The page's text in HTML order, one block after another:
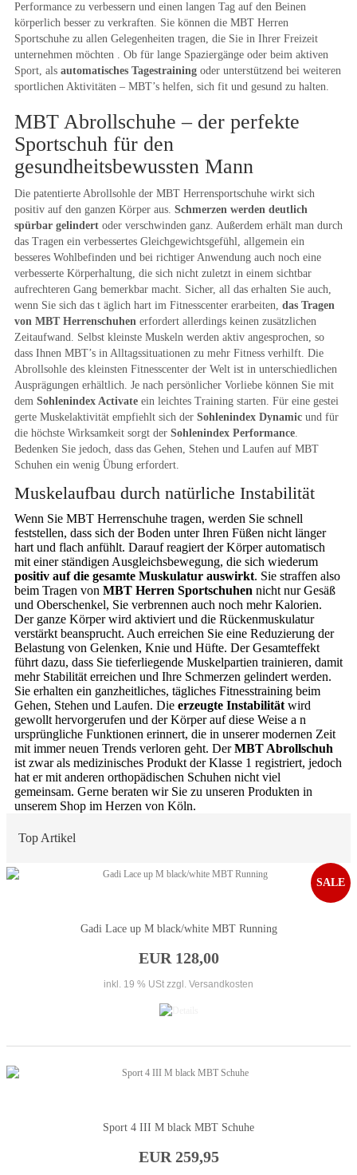
Performance zu verbessern und einen langen Tag auf den Beinen
körperlich besser zu verkraften. Sie können die MBT Herren
Sportschuhe zu allen Gelegenheiten tragen, die Sie in Ihrer Freizeit
unternehmen möchten . Ob für lange Spaziergänge oder beim aktiven
Sport, als automatisches Tagestraining oder unterstützend bei weiteren
sportlichen Aktivitäten – MBT’s helfen, sich fit und gesund zu halten.
MBT Abrollschuhe – der perfekte
Sportschuh für den
gesundheitsbewussten Mann
Die patentierte Abrollsohle der MBT Herrensportschuhe wirkt sich
positiv auf den ganzen Körper aus. Schmerzen werden deutlich
spürbar gelindert oder verschwinden ganz. Außerdem erhält man durch
das Tragen ein verbessertes Gleichgewichtsgefühl, allgemein ein
besseres Wohlbefinden und bei richtiger Anwendung auch noch eine
verbesserte Körperhaltung, die sich nicht zuletzt in einem sichtbar
aufrechteren Gang bemerkbar macht. Sicher, all das erhalten Sie auch,
wenn Sie sich das t äglich hart im Fitnesscenter erarbeiten, das Tragen
von MBT Herrenschuhen erfordert allerdings keinen zusätzlichen
Zeitaufwand. Selbst kleinste Muskeln werden aktiv angesprochen, so
dass Ihnen MBT’s in Alltagssituationen zu mehr Fitness verhilft. Die
Abrollsohle des kleinsten Fitnesscenter der Welt ist in unterschiedlichen
Ausprägungen erhältlich. Je nach persönlicher Vorliebe können Sie mit
dem Sohlenindex Activate ein leichtes Training starten. Für eine gestei
gerte Muskelaktivität empfiehlt sich der Sohlenindex Dynamic und für
die höchste Wirksamkeit sorgt der Sohlenindex Performance.
Bedenken Sie jedoch, dass das Gehen, Stehen und Laufen auf MBT
Schuhen ein wenig Übung erfordert.
Muskelaufbau durch natürliche Instabilität
Wenn Sie MBT Herrenschuhe tragen, werden Sie schnell
feststellen, dass sich der Boden unter Ihren Füßen nicht länger
hart und flach anfühlt. Darauf reagiert der Körper automatisch
mit einer ständigen Ausgleichsbewegung, die sich wiederum
positiv auf die gesamte Muskulatur auswirkt. Sie straffen also
beim Tragen von MBT Herren Sportschuhen nicht nur Gesäß
und Oberschenkel, Sie verbrennen auch noch mehr Kalorien.
Der ganze Körper wird aktiviert und die Rückenmuskulatur
verstärkt beansprucht. Auch erreichen Sie eine Reduzierung der
Belastung von Gelenken, Knie und Hüfte. Der Gesamteffekt
führt dazu, dass Sie tieferliegende Muskelpartien trainieren, damit
mehr Stabilität erreichen und Ihre Schmerzen gelindert werden.
Sie erhalten ein ganzheitliches, tägliches Fitnesstraining beim
Gehen, Stehen und Laufen. Die erzeugte Instabilität wird
gewollt hervorgerufen und der Körper auf diese Weise a n
ursprüngliche Funktionen erinnert, die in unserer modernen Zeit
mit immer neuen Trends verloren geht. DerMBT Abrollschuh
ist zwar als medizinisches Produkt der Klasse 1 registriert, jedoch
hat er mit anderen orthopädischen Schuhen nicht viel
gemeinsam. Gerne beraten wir Sie zu unseren Produkten in
unserem Shop im Herzen von Köln.
Top Artikel
Gadi Lace up M black/white MBT Running
EUR 128,00
inkl. 19 % USt zzgl. Versandkosten
SALE
Sport 4 III M black MBT Schuhe
EUR 259,95